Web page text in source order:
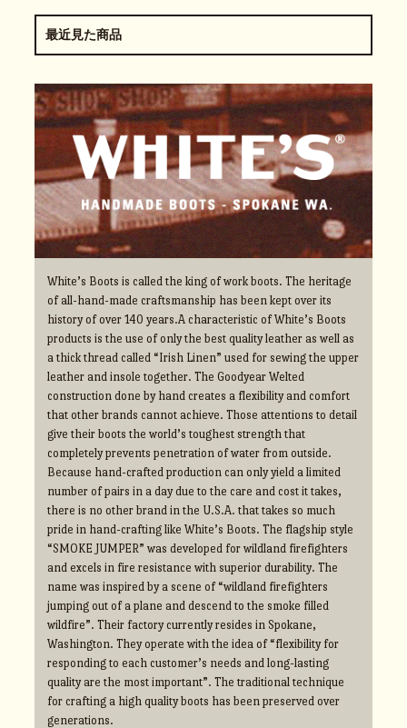
最近見た商品
White’s Boots is called the king of work boots. The heritage
of all-hand-made craftsmanship has been kept over its
history of over 140 years.A characteristic of White’s Boots
products is the use of only the best quality leather as well as
a thick thread called “Irish Linen” used for sewing the upper
leather and insole together. The Goodyear Welted
construction done by hand creates a flexibility and comfort
that other brands cannot achieve. Those attentions to detail
give their boots the world’s toughest strength that
completely prevents penetration of water from outside.
Because hand-crafted production can only yield a limited
number of pairs in a day due to the care and cost it takes,
there is no other brand in the U.S.A. that takes so much
pride in hand-crafting like White’s Boots. The flagship style
“SMOKE JUMPER” was developed for wildland firefighters
and excels in fire resistance with superior durability. The
name was inspired by a scene of “wildland firefighters
jumping out of a plane and descend to the smoke filled
wildfire”. Their factory currently resides in Spokane,
Washington. They operate with the idea of “flexibility for
responding to each customer’s needs and long-lasting
quality are the most important”. The traditional technique
for crafting a high quality boots has been preserved over
generations.